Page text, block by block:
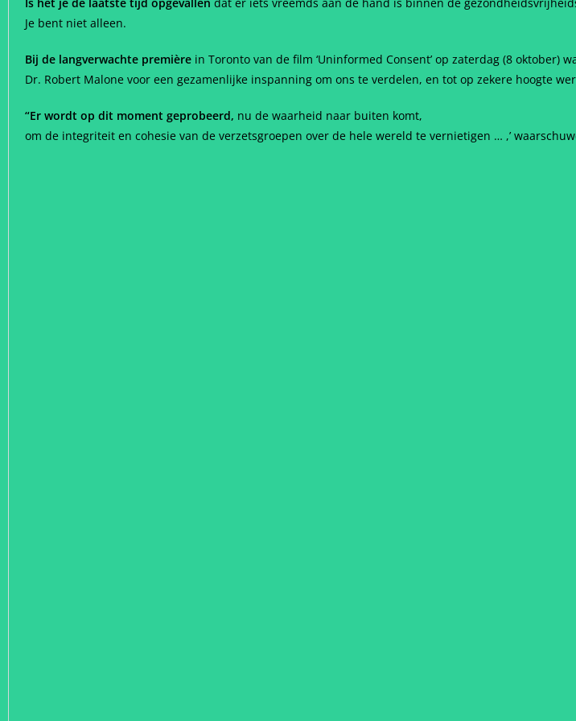
Je bent niet alleen.
Bij de langverwachte première in Toronto van de film ‘Uninformed Consent’ op zaterdag (8 oktober)
Dr. Robert Malone voor een gezamenlijke inspanning om ons te verdelen, en tot op zekere hoogte
“Er wordt op dit moment geprobeerd, nu de waarheid naar buiten komt,
om de integriteit en cohesie van de verzetsgroepen over de hele wereld te vernietigen … ,’